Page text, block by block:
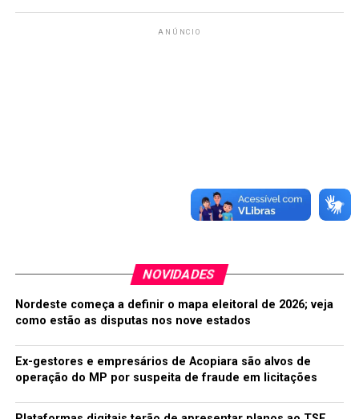
ANÚNCIO
NOVIDADES
Nordeste começa a definir o mapa eleitoral de 2026; veja
como estão as disputas nos nove estados
Ex-gestores e empresários de Acopiara são alvos de
operação do MP por suspeita de fraude em licitações